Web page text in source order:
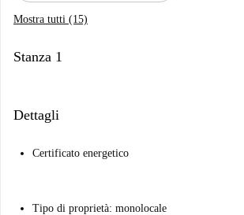
Mostra tutti (15)
Stanza 1
Dettagli
Certificato energetico
Tipo di proprietà: monolocale